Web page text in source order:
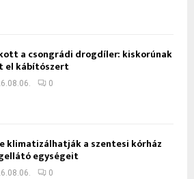
a csongrádi drogdíler: kiskorúnak
el kábítószert
0
klimatizálhatják a szentesi kórház
egységeit
0